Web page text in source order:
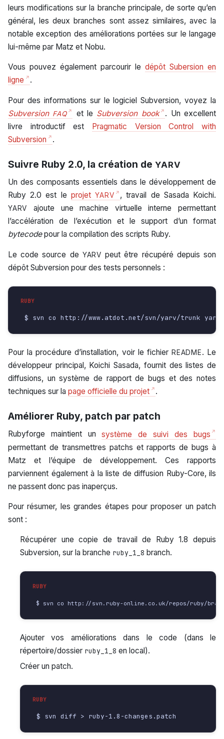
leurs modifications sur la branche principale, de sorte qu’en
général, les deux branches sont assez similaires, avec la
notable exception des améliorations portées sur le langage
lui-même par Matz et Nobu.
Vous pouvez également parcourir le dépôt Subersion en
ligne
.
Pour des informations sur le logiciel Subversion, voyez la
Subversion FAQ et le Subversion book
. Un excellent
livre introductif est Pragmatic Version Control with
Subversion
.
Suivre Ruby 2.0, la création de YARV
Un des composants essentiels dans le développement de
Ruby 2.0 est le projetYARV , travail de Sasada Koichi.
YARV
ajoute une machine virtuelle interne permettant
l’accélération de l’exécution et le support d’un format
bytecodepour la compilation des scripts Ruby.
Le code source de YARV peut être récupéré depuis son
dépôt Subversion pour des tests personnels :
Pour la procédure d’installation, voir le fichier README. Le
développeur principal, Koichi Sasada, fournit des listes de
diffusions, un système de rapport de bugs et des notes
techniques sur la page officielle du projet .
Améliorer Ruby, patch par patch
Rubyforge maintient unsystème de suivi des bugs
permettant de transmettres patchs et rapports de bugs à
Matz et l’équipe de développement. Ces rapports
parviennent également à la liste de diffusion Ruby-Core, ils
ne passent donc pas inaperçus.
Pour résumer, les grandes étapes pour proposer un patch
sont :
Récupérer une copie de travail de Ruby 1.8 depuis
Subversion, sur la branche ruby_1_8 branch.
Ajouter vos améliorations dans le code (dans le
répertoire/dossier ruby_1_8 en local).
Créer un patch.